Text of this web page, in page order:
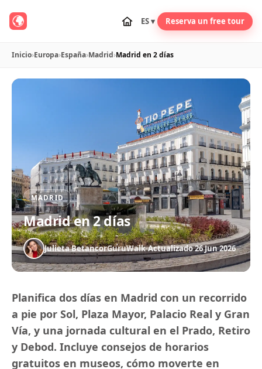
ES ▾ Reserva un free tour
Inicio›Europa›España›Madrid›Madrid en 2 días
MADRID
Madrid en 2 días
Julieta BetancorGuruWalk·Actualizado 26 Jun 2026
Planifica dos días en Madrid con un recorrido
a pie por Sol, Plaza Mayor, Palacio Real y Gran
Vía, y una jornada cultural en el Prado, Retiro
y Debod. Incluye consejos de horarios
gratuitos en museos, cómo moverte en